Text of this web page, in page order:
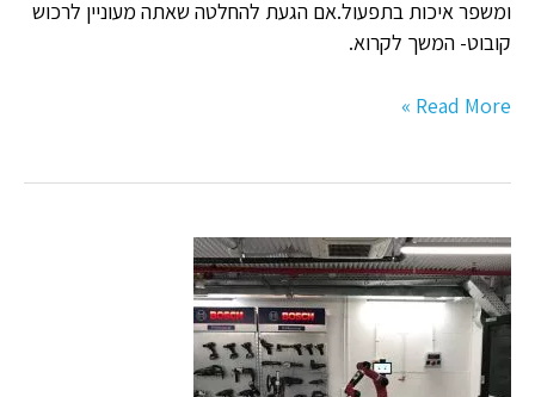
ומשפר איכות בתפעול.אם הגעת להחלטה שאתה מעוניין לרכוש
קובוט- המשך לקרוא.
Read More »
יישום
סוייר
בתחנת
קידוח